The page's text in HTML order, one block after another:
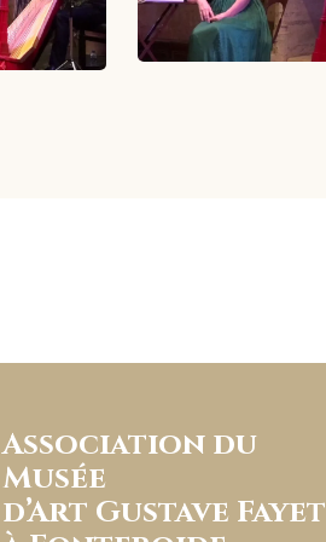
Association du
Musée
d’Art Gustave Fayet